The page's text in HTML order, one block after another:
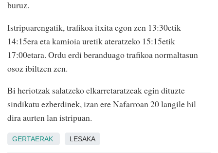
buruz.
Istripuarengatik, trafikoa itxita egon zen 13:30etik
14:15era eta kamioia uretik ateratzeko 15:15etik
17:00etara. Ordu erdi beranduago trafikoa normaltasun
osoz ibiltzen zen.
Bi heriotzak salatzeko elkarretaratzeak egin dituzte
sindikatu ezberdinek, izan ere Nafarroan 20 langile hil
dira aurten lan istripuan.
GERTAERAK LESAKA